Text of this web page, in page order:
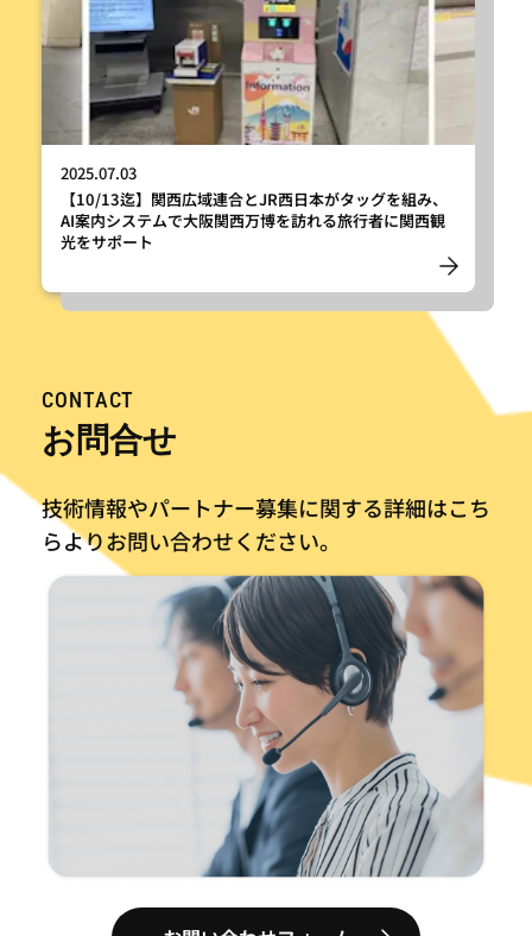
2025.07.03
【10/13迄】関西広域連合とJR西日本がタッグを組み、
AI案内システムで大阪関西万博を訪れる旅行者に関西観
光をサポート
CONTACT
お問合せ
技術情報やパートナー募集に関する詳細はこち
らよりお問い合わせください。